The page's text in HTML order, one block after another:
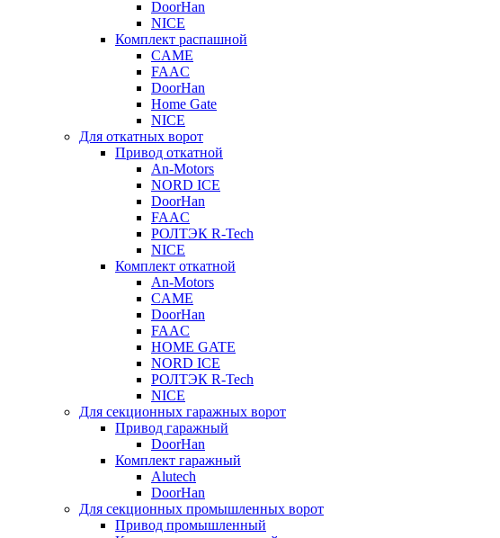
DoorHan
NICE
Комплект распашной
CAME
FAAC
DoorHan
Home Gate
NICE
Для откатных ворот
Привод откатной
An-Motors
NORD ICE
DoorHan
FAAC
РОЛТЭК R-Tech
NICE
Комплект откатной
An-Motors
CAME
DoorHan
FAAC
HOME GATE
NORD ICE
РОЛТЭК R-Tech
NICE
Для секционных гаражных ворот
Привод гаражный
DoorHan
Комплект гаражный
Alutech
DoorHan
Для секционных промышленных ворот
Привод промышленный